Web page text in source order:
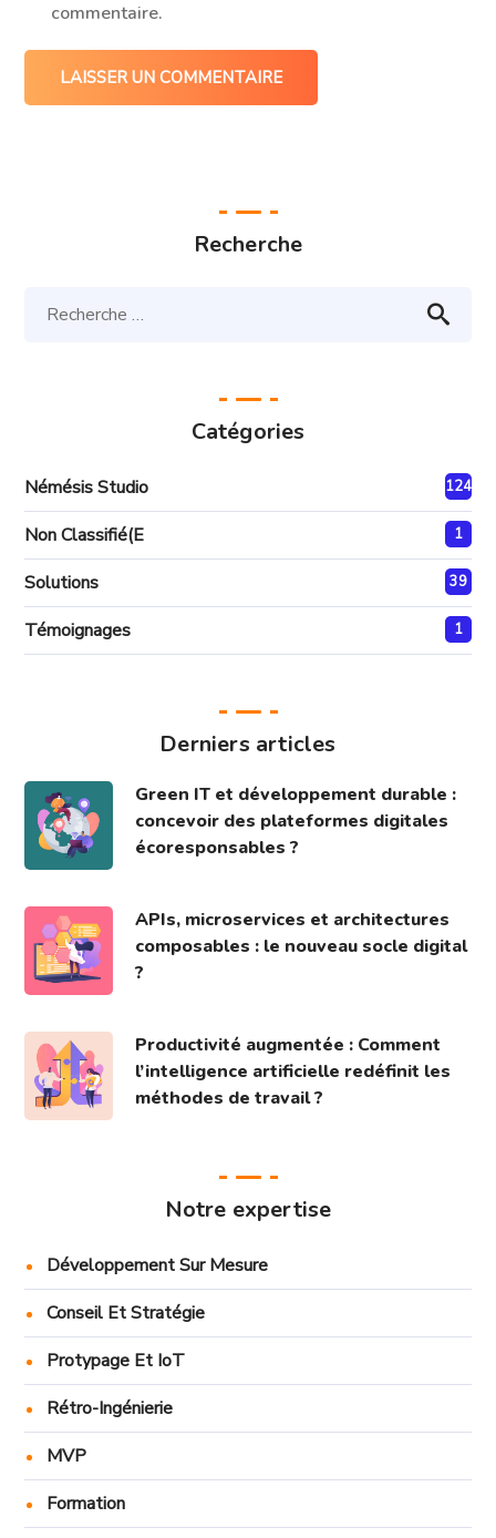
commentaire.
Recherche
Catégories
Némésis Studio 124
Non Classifié(e 1
Solutions 39
Témoignages 1
Derniers articles
Green IT et développement durable :
concevoir des plateformes digitales
écoresponsables ?
APIs, microservices et architectures
composables : le nouveau socle digital
?
Productivité augmentée : Comment
l’intelligence artificielle redéfinit les
méthodes de travail ?
Notre expertise
Développement Sur Mesure
Conseil Et Stratégie
Protypage Et IoT
Rétro-Ingénierie
MVP
Formation